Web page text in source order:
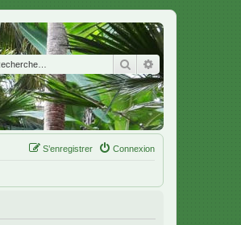
Rechercher
Connexion
S’enregistrer